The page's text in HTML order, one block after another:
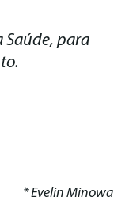
Saúde, para
* Evelin Minowa